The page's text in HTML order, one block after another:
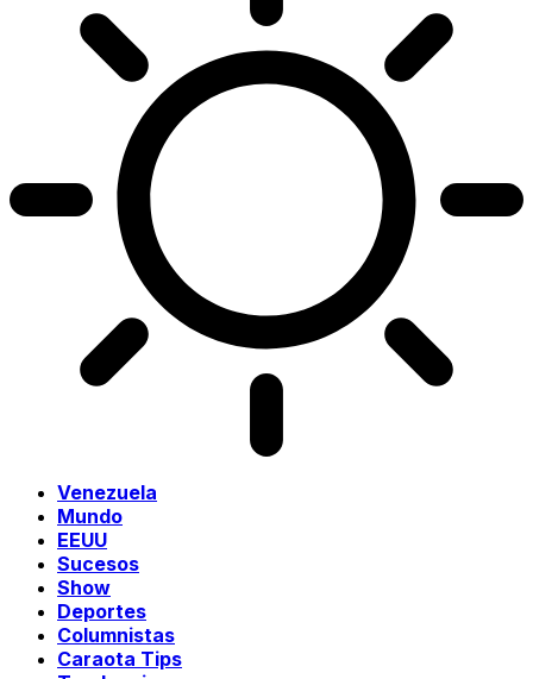
Venezuela
Mundo
EEUU
Sucesos
Show
Deportes
Columnistas
Caraota Tips